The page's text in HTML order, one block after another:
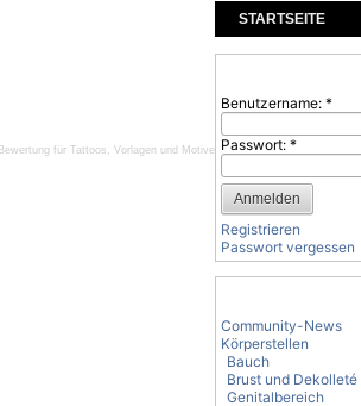
für Tattoos, Vorlagen und Motive
STARTSEITE
KOMMENTARE
Benutzername: *
Passwort: *
Registrieren
Passwort vergessen
Community-News
Körperstellen
Bauch
Brust und Dekolleté
Genitalbereich